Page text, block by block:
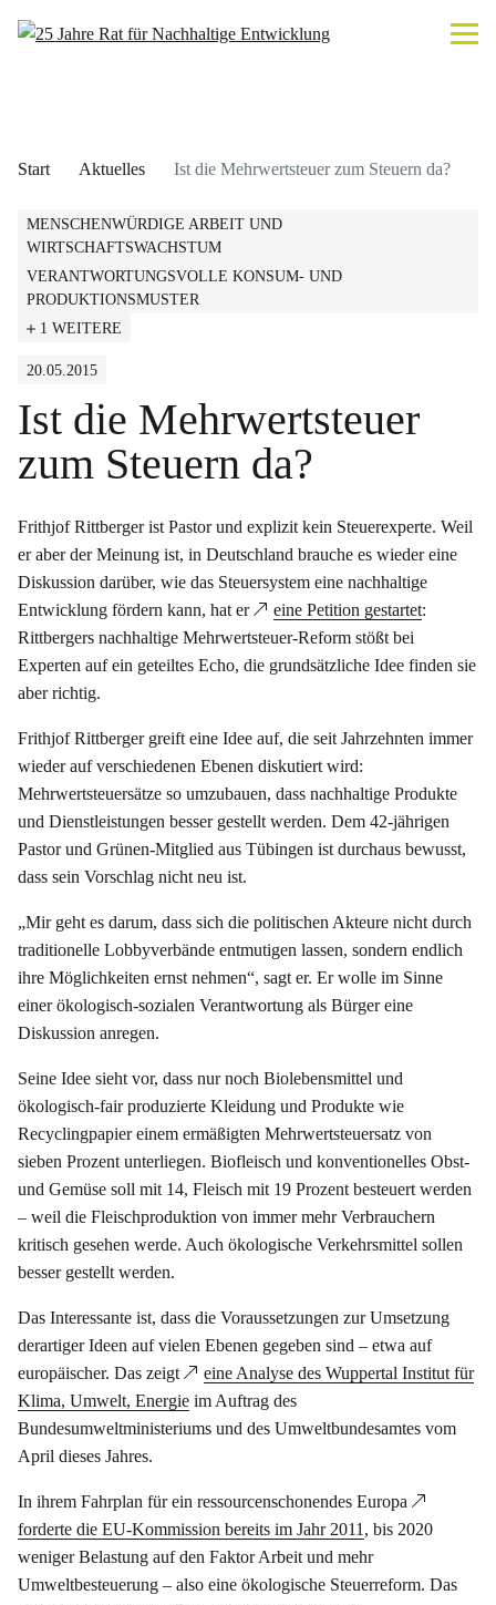
Start Aktuelles Ist die Mehrwertsteuer zum Steuern da?
MENSCHENWÜRDIGE ARBEIT UND
WIRTSCHAFTSWACHSTUM
VERANTWORTUNGSVOLLE KONSUM- UND
PRODUKTIONSMUSTER
1 WEITERE
20.05.2015
Ist die Mehrwertsteuer
zum Steuern da?
Frithjof Rittberger ist Pastor und explizit kein Steuerexperte. Weil
er aber der Meinung ist, in Deutschland brauche es wieder eine
Diskussion darüber, wie das Steuersystem eine nachhaltige
Entwicklung fördern kann, hat er
eine Petition gestartet:
Rittbergers nachhaltige Mehrwertsteuer-Reform stößt bei
Experten auf ein geteiltes Echo, die grundsätzliche Idee finden sie
aber richtig.
Frithjof Rittberger greift eine Idee auf, die seit Jahrzehnten immer
wieder auf verschiedenen Ebenen diskutiert wird:
Mehrwertsteuersätze so umzubauen, dass nachhaltige Produkte
und Dienstleistungen besser gestellt werden. Dem 42-jährigen
Pastor und Grünen-Mitglied aus Tübingen ist durchaus bewusst,
dass sein Vorschlag nicht neu ist.
„Mir geht es darum, dass sich die politischen Akteure nicht durch
traditionelle Lobbyverbände entmutigen lassen, sondern endlich
ihre Möglichkeiten ernst nehmen“, sagt er. Er wolle im Sinne
einer ökologisch-sozialen Verantwortung als Bürger eine
Diskussion anregen.
Seine Idee sieht vor, dass nur noch Biolebensmittel und
ökologisch-fair produzierte Kleidung und Produkte wie
Recyclingpapier einem ermäßigten Mehrwertsteuersatz von
sieben Prozent unterliegen. Biofleisch und konventionelles Obst-
und Gemüse soll mit 14, Fleisch mit 19 Prozent besteuert werden
– weil die Fleischproduktion von immer mehr Verbrauchern
kritisch gesehen werde. Auch ökologische Verkehrsmittel sollen
besser gestellt werden.
Das Interessante ist, dass die Voraussetzungen zur Umsetzung
derartiger Ideen auf vielen Ebenen gegeben sind – etwa auf
europäischer. Das zeigt
eine Analyse des Wuppertal Institut für
Klima, Umwelt, Energie im Auftrag des
Bundesumweltministeriums und des Umweltbundesamtes vom
April dieses Jahres.
In ihrem Fahrplan für ein ressourcenschonendes Europa
forderte die EU-Kommission bereits im Jahr 2011 , bis 2020
weniger Belastung auf den Faktor Arbeit und mehr
Umweltbesteuerung – also eine ökologische Steuerreform. Das